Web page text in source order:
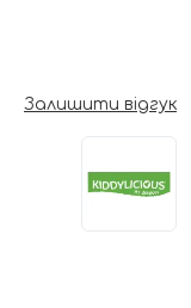
Залишити відгук